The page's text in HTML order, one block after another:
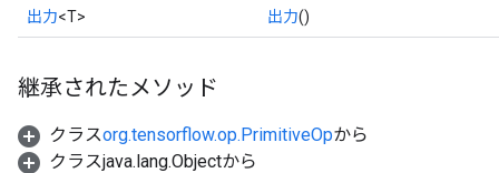
出力<T> 出力()
継承されたメソッド
クラスorg.tensorflow.op.PrimitiveOpから
クラスjava.lang.Objectから